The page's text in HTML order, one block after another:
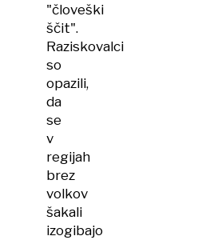
"človeški
ščit".
Raziskovalci
so
opazili,
da
se
v
regijah
brez
volkov
šakali
izogibajo